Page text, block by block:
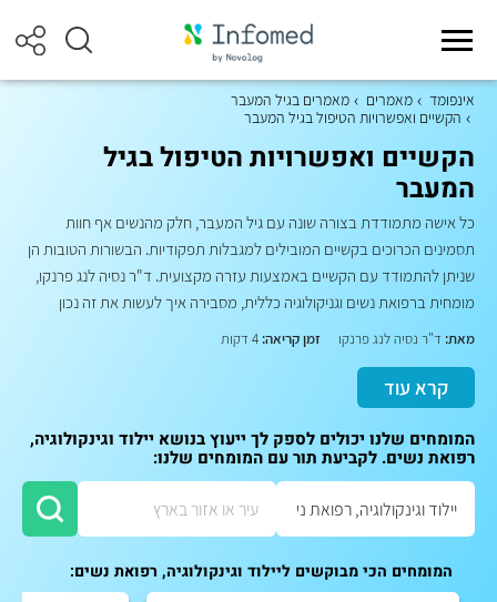
אינפומד מאמרים
מאמרים בגיל המעבר
הקשיים ואפשרויות הטיפול בגיל המעבר
הקשיים ואפשרויות הטיפול בגיל
המעבר
כל אישה מתמודדת בצורה שונה עם גיל המעבר, חלק מהנשים אף חוות
תסמינים הכרוכים בקשיים המובילים למגבלות תפקודיות. הבשורות הטובות הן
שניתן להתמודד עם הקשיים באמצעות עזרה מקצועית. ד"ר נסיה לנג פרנקו,
מומחית ברפואת נשים וגניקולוגיה כללית, מסבירה איך לעשות את זה נכון
מאת: ד"ר נסיה לנג פרנקו זמן קריאה:
קרא עוד
המומחים שלנו יכולים לספק לך ייעוץ בנושא יילוד וגינקולוגיה,
רפואת נשים. לקביעת תור עם המומחים שלנו:
המומחים הכי מבוקשים ליילוד וגינקולוגיה, רפואת נשים: